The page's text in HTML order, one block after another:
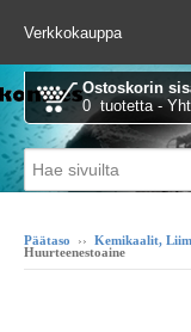
Verkkokauppa
Ostoskorin
0 tuotetta -
Päätaso ›› Kemikaalit,
Huurteenestoaine